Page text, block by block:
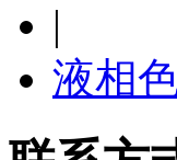
|
液相